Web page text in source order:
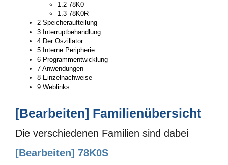
1.2 78K0
1.3 78K0R
2 Speicheraufteilung
3 Interruptbehandlung
4 Der Oszillator
5 Interne Peripherie
6 Programmentwicklung
7 Anwendungen
8 Einzelnachweise
9 Weblinks
[Bearbeiten] Familienübersicht
Die verschiedenen Familien sind dabei
[Bearbeiten] 78K0S